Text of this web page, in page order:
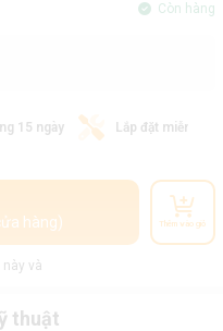
Còn hàng
15 ngày Lắp đặt miễn phí
hàng) Thêm vào giỏ
và
thuật